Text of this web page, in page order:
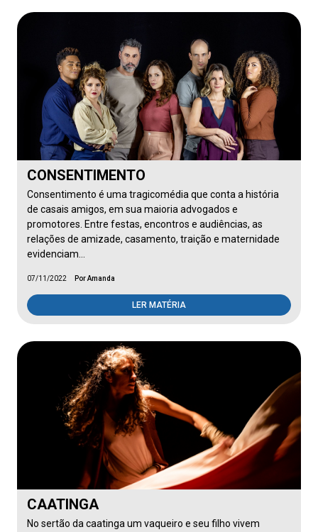
CONSENTIMENTO
Consentimento é uma tragicomédia que conta a história
de casais amigos, em sua maioria advogados e
promotores. Entre festas, encontros e audiências, as
relações de amizade, casamento, traição e maternidade
evidenciam…
07/11/2022 Por Amanda
LER MATÉRIA
CAATINGA
No sertão da caatinga um vaqueiro e seu filho vivem